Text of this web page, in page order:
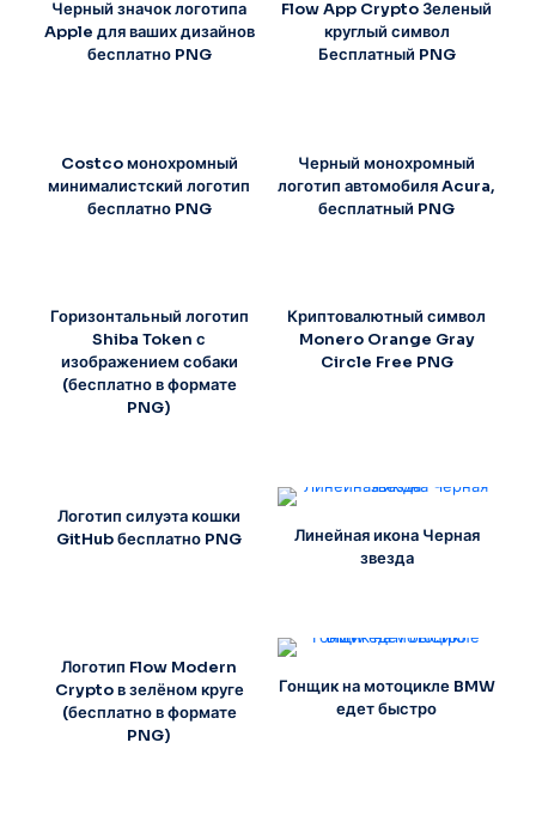
Черный значок логотипа
Apple для ваших дизайнов
бесплатно PNG
Flow App Crypto Зеленый
круглый символ
Бесплатный PNG
Costco монохромный
минималистский логотип
бесплатно PNG
Черный монохромный
логотип автомобиля Acura,
бесплатный PNG
Горизонтальный логотип
Shiba Token с
изображением собаки
(бесплатно в формате
PNG)
Криптовалютный символ
Monero Orange Gray
Circle Free PNG
Логотип силуэта кошки
GitHub бесплатно PNG
Линейная икона Черная
звезда
Логотип Flow Modern
Crypto в зелёном круге
(бесплатно в формате
PNG)
Гонщик на мотоцикле BMW
едет быстро